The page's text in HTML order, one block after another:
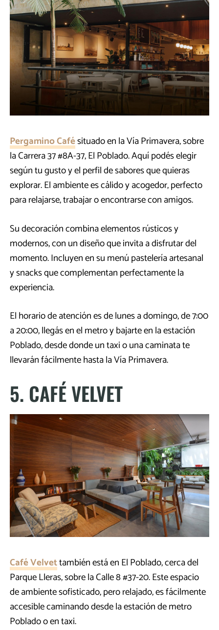
Pergamino Cafésituado en la Vía Primavera, sobre
la Carrera 37 #8A-37, El Poblado. Aquí podés elegir
según tu gusto y el perfil de sabores que quieras
explorar. El ambiente es cálido y acogedor, perfecto
para relajarse, trabajar o encontrarse con amigos.
Su decoración combina elementos rústicos y
modernos, con un diseño que invita a disfrutar del
momento. Incluyen en su menú pastelería artesanal
y snacks que complementan perfectamente la
experiencia.
El horario de atención es de lunes a domingo, de 7:00
a 20:00, llegás en el metro y bajarte en la estación
Poblado, desde donde un taxi o una caminata te
llevarán fácilmente hasta la Vía Primavera.
5. CAFÉ VELVET
Café Velvettambién está en El Poblado, cerca del
Parque Lleras, sobre la Calle 8 #37-20. Este espacio
de ambiente sofisticado, pero relajado, es fácilmente
accesible caminando desde la estación de metro
Poblado o en taxi.